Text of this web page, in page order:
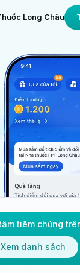
Long Châu
tiêm chủng
Xem danh sách